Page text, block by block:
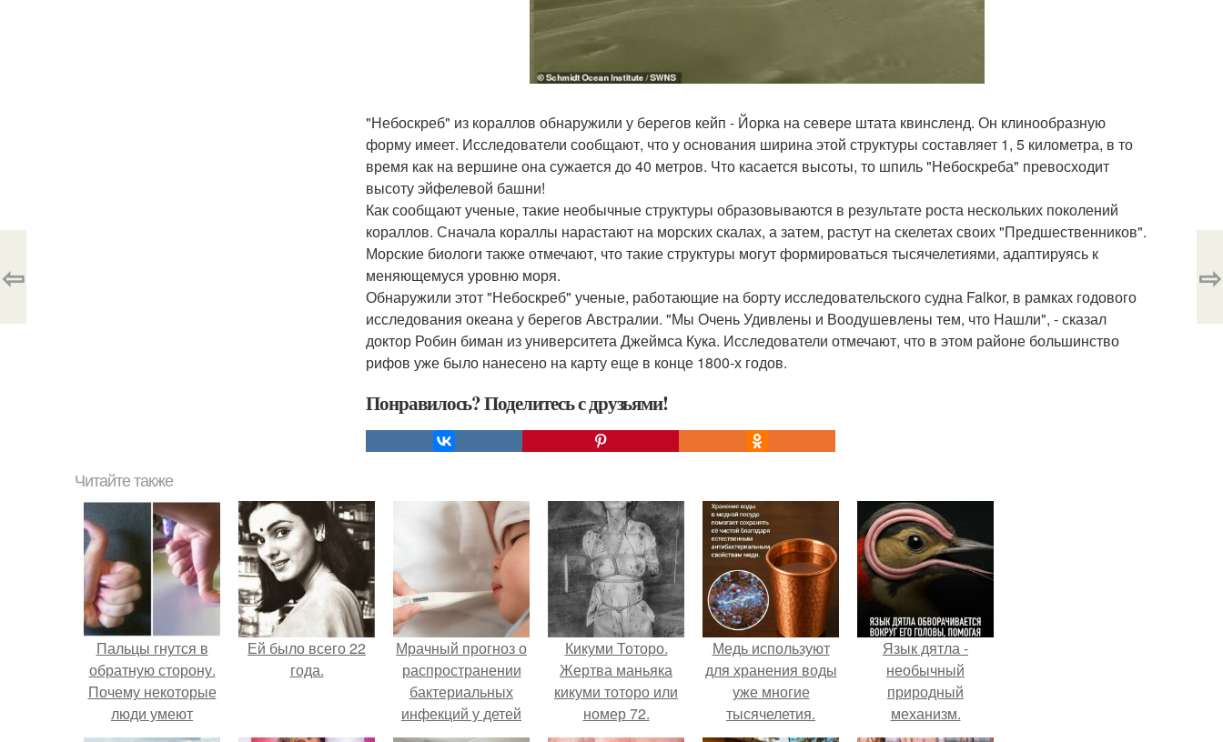
"Небоскреб" из кораллов обнаружили у берегов кейп - Йорка на севере штата квинсленд. Он клинообразную
форму имеет. Исследователи сообщают, что у основания ширина этой структуры составляет 1, 5 километра, в то
время как на вершине она сужается до 40 метров. Что касается высоты, то шпиль "Небоскреба" превосходит
высоту эйфелевой башни!
Как сообщают ученые, такие необычные структуры образовываются в результате роста нескольких поколений
кораллов. Сначала кораллы нарастают на морских скалах, а затем, растут на скелетах своих "Предшественников".
Морские биологи также отмечают, что такие структуры могут формироваться тысячелетиями, адаптируясь к
меняющемуся уровню моря.
Обнаружили этот "Небоскреб" ученые, работающие на борту исследовательского судна Falkor, в рамках годового
исследования океана у берегов Австралии. "Мы Очень Удивлены и Воодушевлены тем, что Нашли", - сказал
доктор Робин биман из университета Джеймса Кука. Исследователи отмечают, что в этом районе большинство
рифов уже было нанесено на карту еще в конце 1800-х годов.
Понравилось? Поделитесь с друзьями!
⇦ ⇨
Читайте также
Пальцы гнутся в
обратную сторону.
Почему некоторые
люди умеют
выгибать палец в
Ей было всего 22
года.
Мрачный прогноз о
распространении
бактериальных
инфекций у детей
вышел.
Кикуми Тоторо.
Жертва маньяка
кикуми тоторо или
номер 72.
Медь используют
для хранения воды
уже многие
тысячелетия.
Язык дятла -
необычный
природный
механизм.